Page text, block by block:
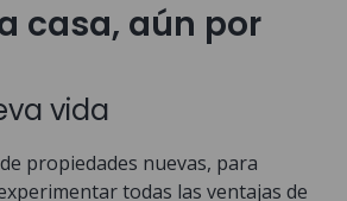
casa, aún por
vida
propiedades nuevas, para
todas las ventajas de